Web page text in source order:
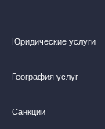
Юридические услуги
География услуг
Санкции